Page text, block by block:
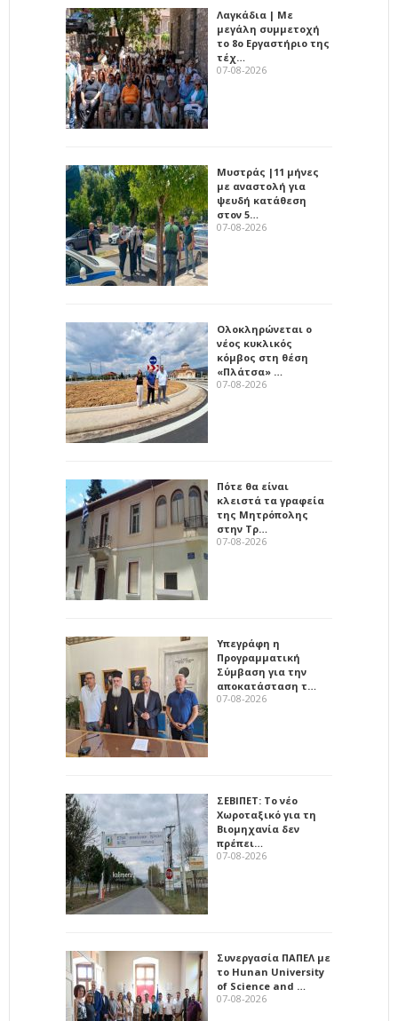
Λαγκάδια | Με
μεγάλη συμμετοχή
το 8ο Εργαστήριο της
τέχ…
07-08-2026
Μυστράς |11 μήνες
με αναστολή για
ψευδή κατάθεση
στον 5…
07-08-2026
Ολοκληρώνεται ο
νέος κυκλικός
κόμβος στη θέση
«Πλάτσα» …
07-08-2026
Πότε θα είναι
κλειστά τα γραφεία
της Μητρόπολης
στην Τρ…
07-08-2026
Υπεγράφη η
Προγραμματική
Σύμβαση για την
αποκατάσταση τ…
07-08-2026
ΣΕΒΙΠΕΤ: Το νέο
Χωροταξικό για τη
Βιομηχανία δεν
πρέπει…
07-08-2026
Συνεργασία ΠΑΠΕΛ με
το Hunan University
of Science and …
07-08-2026